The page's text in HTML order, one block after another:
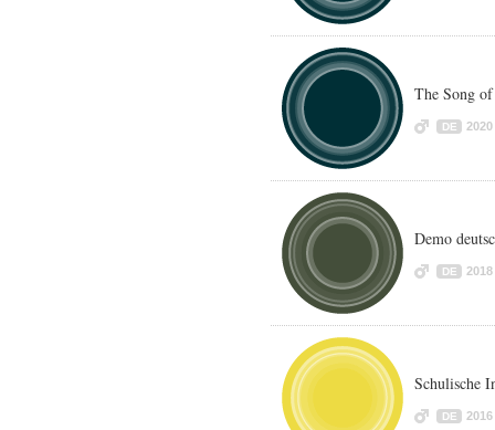
The Song
DE 2020
Demo
DE 2018
Schulische
DE 2016